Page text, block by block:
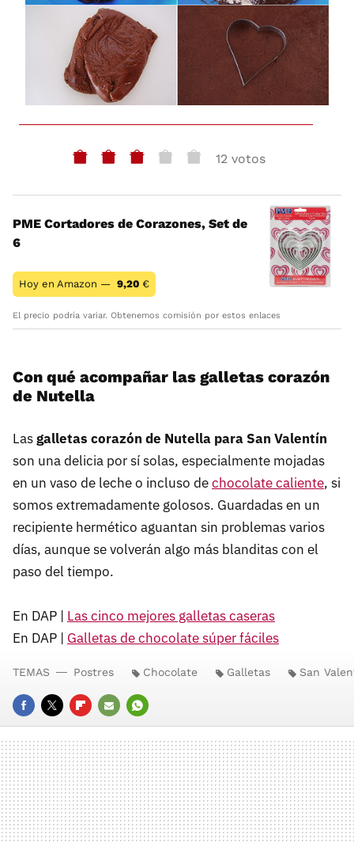
12 votos
PME Cortadores de Corazones, Set de
6
Hoy en Amazon — 9,20 €
El precio podría variar. Obtenemos comisión por estos enlaces
Con qué acompañar las galletas corazón
de Nutella
Lasgalletas corazón de Nutella para San Valentín
son una delicia por sí solas, especialmente mojadas
en un vaso de leche o incluso dechocolate caliente, si
somos extremadamente golosos. Guardadas en un
recipiente hermético aguantan sin problemas varios
días, aunque se volverán algo más blanditas con el
paso del tiempo.
En DAP | Las cinco mejores galletas caseras
En DAP | Galletas de chocolate súper fáciles
FACEBOOK
TWITTERFLIPBOARD
E-
MAIL
WHATSAPP
TEMAS Postres Chocolate Galletas San